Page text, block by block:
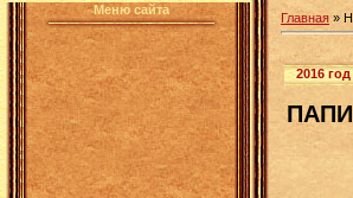
Меню сайта
Главная »
2016